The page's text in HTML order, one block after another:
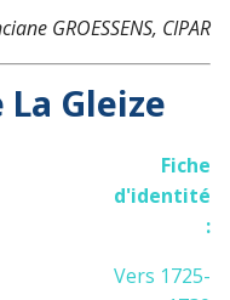
GROESSENS, CIPAR
La Gleize
Fiche
d'identité
:
Vers 1725-